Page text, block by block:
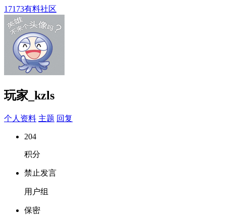
17173有料社区
玩家_kzls
个人资料 主题 回复
204
积分
禁止发言
用户组
保密